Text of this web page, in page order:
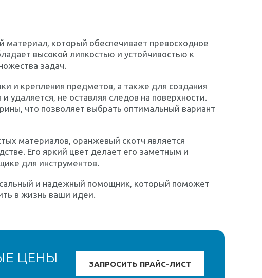
который обеспечивает превосходное
высокой липкостью и устойчивостью к
задач.
и крепления предметов, а также для создания
удаляется, не оставляя следов на поверхности.
что позволяет выбрать оптимальный вариант
материалов, оранжевый скотч является
Его яркий цвет делает его заметным и
для инструментов.
и надежный помощник, который поможет
в жизнь ваши идеи.
ЦЕНЫ